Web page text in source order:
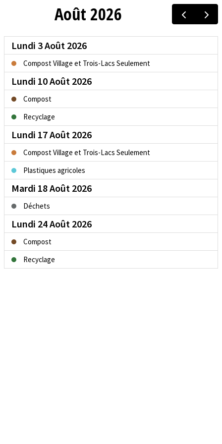
Août 2026
Lundi 3 Août 2026
Compost Village et Trois-Lacs Seulement
Lundi 10 Août 2026
Compost
Recyclage
Lundi 17 Août 2026
Compost Village et Trois-Lacs Seulement
Plastiques agricoles
Mardi 18 Août 2026
Déchets
Lundi 24 Août 2026
Compost
Recyclage